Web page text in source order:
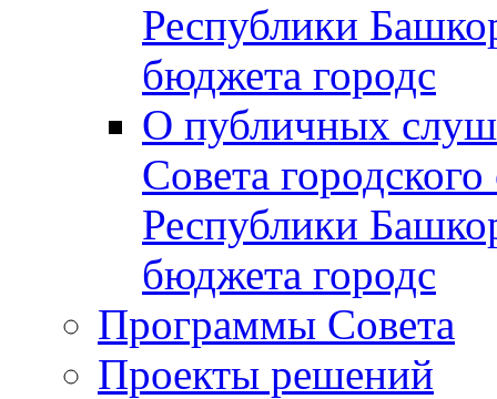
Республики
бюджета городс
О публичных
Совета
Республики
бюджета городс
Программы Совета
Проекты решений